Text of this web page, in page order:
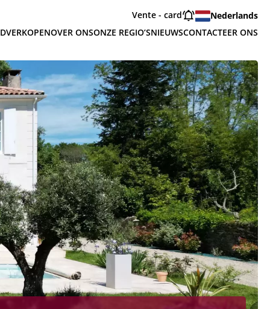
Vente - card
Nederlands
VERKOPENOVER ONSONZE REGIO’SNIEUWSCONTACTEER ONS